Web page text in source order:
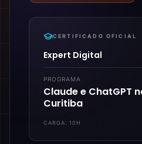
CERTIFICADO OFICIAL
Expert Digital
PROGRAMA
Claude e ChatGPT
Curitiba
CARGA:10H